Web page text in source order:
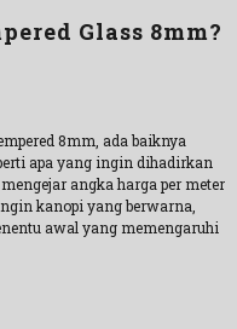
Glass 8mm?
8mm, ada baiknya
apa yang ingin dihadirkan
angka harga per meter
kanopi yang berwarna,
awal yang memengaruhi